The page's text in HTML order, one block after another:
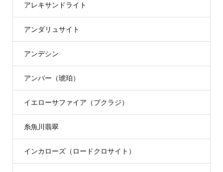
アレキサンドライト
アンダリュサイト
アンデシン
アンバー（琥珀）
イエローサファイア（プクラジ）
糸魚川翡翠
インカローズ（ロードクロサイト）